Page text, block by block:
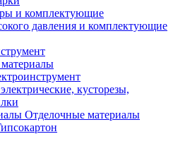
и комплектующие
давления и комплектующие
кусторезы,
Отделочные материалы